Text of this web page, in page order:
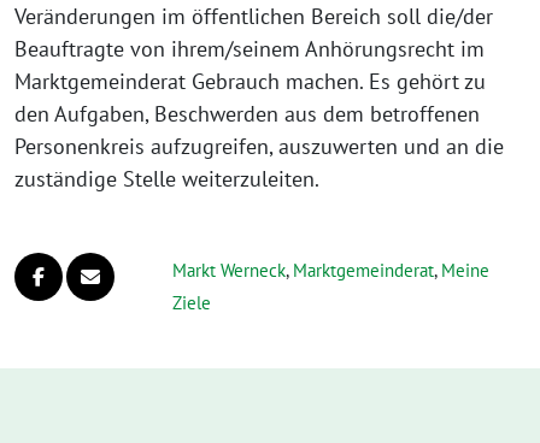
Veränderungen im öffentlichen Bereich soll die/der
Beauftragte von ihrem/seinem Anhörungsrecht im
Marktgemeinderat Gebrauch machen. Es gehört zu
den Aufgaben, Beschwerden aus dem betroffenen
Personenkreis aufzugreifen, auszuwerten und an die
zuständige Stelle weiterzuleiten.
Markt Werneck, Markt­gemeinderat, Meine
Ziele